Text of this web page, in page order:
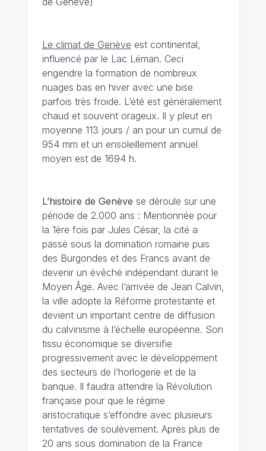
Le climat de Genève est continental,
influencé par le Lac Léman. Ceci
engendre la formation de nombreux
nuages bas en hiver avec une bise
parfois très froide. L’été est généralement
chaud et souvent orageux. Il y pleut en
moyenne 113 jours / an pour un cumul de
954 mm et un ensoleillement annuel
moyen est de 1694 h.
L’histoire de Genève se déroule sur une
période de 2.000 ans : Mentionnée pour
la 1ère fois par Jules César, la cité a
passé sous la domination romaine puis
des Burgondes et des Francs avant de
devenir un évêché indépendant durant le
Moyen Âge. Avec l’arrivée de Jean Calvin,
la ville adopte la Réforme protestante et
devient un important centre de diffusion
du calvinisme à l’échelle européenne. Son
tissu économique se diversifie
progressivement avec le développement
des secteurs de l’horlogerie et de la
banque. Il faudra attendre la Révolution
française pour que le régime
aristocratique s’effondre avec plusieurs
tentatives de soulèvement. Après plus de
20 ans sous domination de la France